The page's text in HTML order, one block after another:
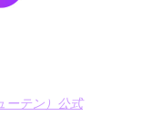
ーテン）公式